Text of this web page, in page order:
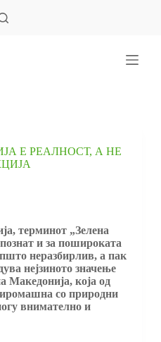
Е РЕАЛНОСТ, А НЕ
терминот „Зелена
и за пошироката
неразбирлив, а пак
нејзиното значење
Македонија, која од
со природни
внимателно и